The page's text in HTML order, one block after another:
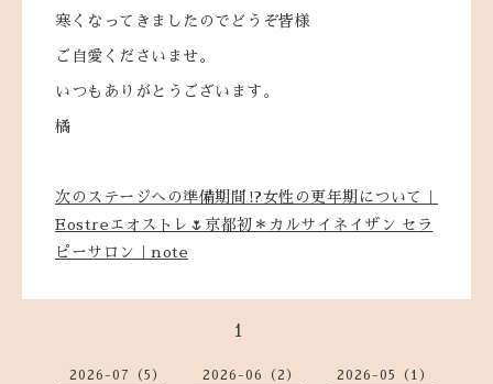
寒くなってきましたのでどうぞ皆様
ご自愛くださいませ。
いつもありがとうございます。
橘
次のステージへの準備期間⁉女性の更年期について｜
Eostreエオストレ🌷京都初＊カルサイネイザン セラ
ピーサロン｜note
1
2026-07（5） 2026-06（2） 2026-05（1）